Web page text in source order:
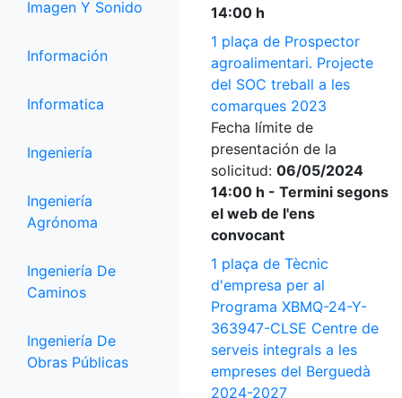
Imagen Y Sonido
Información
Informatica
Ingeniería
Ingeniería
Agrónoma
Ingeniería De
Caminos
Ingeniería De
Obras Públicas
14:00 h
1 plaça de Prospector
agroalimentari. Projecte
del SOC treball a les
comarques 2023
Fecha límite de
presentación de la
solicitud: 06/05/2024
14:00 h - Termini segons
el web de l'ens
convocant
1 plaça de Tècnic
d'empresa per al
Programa XBMQ-24-Y-
363947-CLSE Centre de
serveis integrals a les
empreses del Berguedà
2024-2027